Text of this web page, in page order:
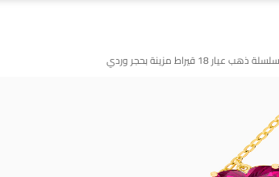
سلسلة ذهب عيار 18 قيراط مزينة بحجر وردي